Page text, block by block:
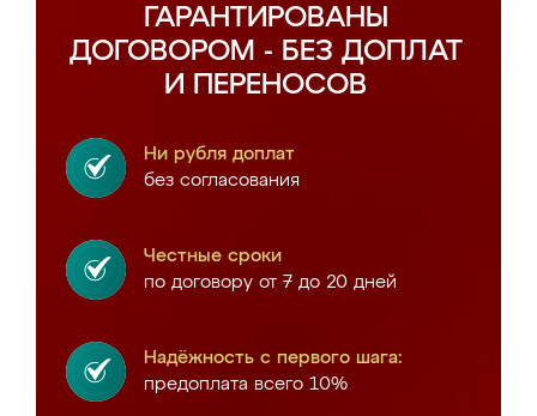
ГАРАНТИРОВАНЫ
ДОГОВОРОМ - БЕЗ ДОПЛАТ
И ПЕРЕНОСОВ
Ни рубля доплат
без согласования
Честные сроки
по договору от 7 до 20 дней
Надёжность с первого шага:
предоплата всего 10%